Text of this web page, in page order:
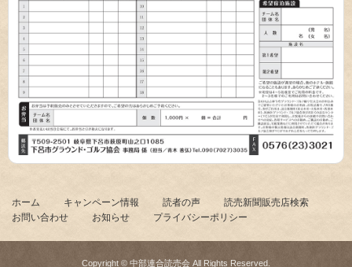
ホーム キャンペーン情報 読者の声
読売新聞販売店検索
お問い合わせ
お知らせ プライバシーポリシー
Copyright © 中部連合読売会 All Rights Reserved.